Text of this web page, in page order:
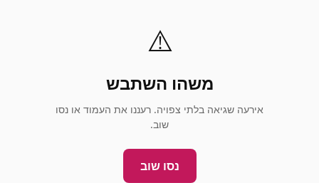
⚠️
משהו השתבש
אירעה שגיאה בלתי צפויה. רעננו את העמוד או נסו
שוב.
נסו שוב